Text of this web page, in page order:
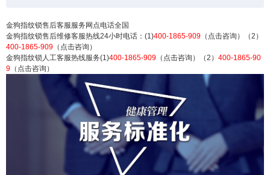
金狗指纹锁售后客服服务网点电话全国
金狗指纹锁售后维修客服热线24小时电话：(1)400-1865-909 （点击咨询）（2）
400-1865-909 （点击咨询）
金狗指纹锁人工客服热线服务(1)400-1865-909 （点击咨询）（2） 400-1865-90
9 （点击咨询）
小时服务电话
金狗指纹锁售后客服服务网点电话全国 金狗指纹锁
售后维修客服热线24小时电话：(1)400-1865-909
（点击咨询）（2）400-1865-909（点击咨询） 金
狗指纹锁人工客服热线服务(1)400-1865-909（点击
咨询）（2）400-1865-909（点击咨询） 金狗指纹